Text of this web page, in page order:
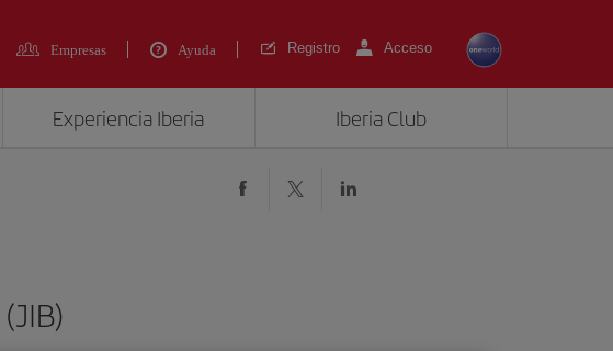
Empresas Ayuda Registro Acceso
Experiencia Iberia Iberia Club